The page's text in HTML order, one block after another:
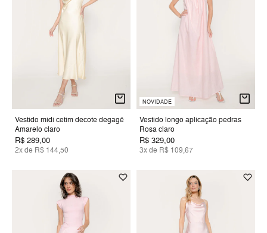
Vestido midi cetim decote degagê
Amarelo claro
R$ 289,00
2x de R$ 144,50
NOVIDADE
Vestido longo aplicação pedras
Rosa claro
R$ 329,00
3x de R$ 109,67